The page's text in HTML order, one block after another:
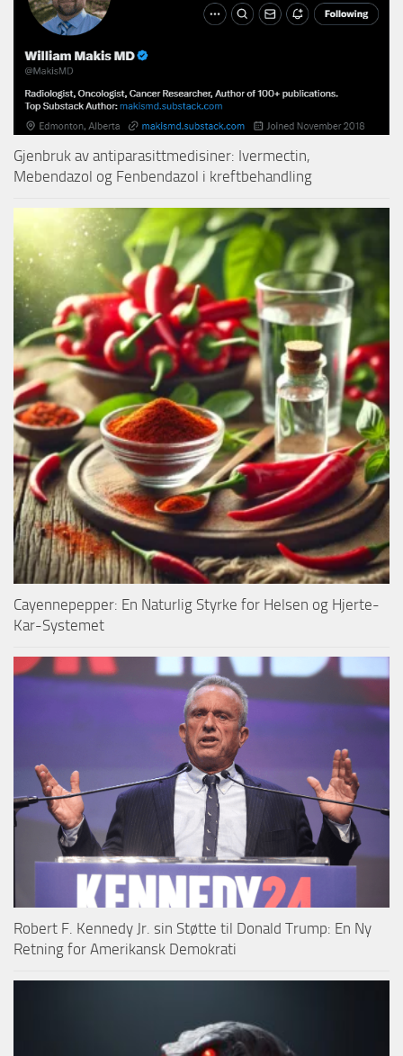
Gjenbruk av antiparasittmedisiner: Ivermectin,
Mebendazol og Fenbendazol i kreftbehandling
Cayennepepper: En Naturlig Styrke for Helsen og Hjerte-
Kar-Systemet
Robert F. Kennedy Jr. sin Støtte til Donald Trump: En Ny
Retning for Amerikansk Demokrati